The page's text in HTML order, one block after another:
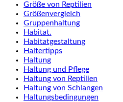
Größe von Reptilien
Größenvergleich
Gruppenhaltung
Habitat.
Habitatgestaltung
Haltertipps
Haltung
Haltung und Pflege
Haltung von Reptilien
Haltung von Schlangen
Haltungsbedingungen